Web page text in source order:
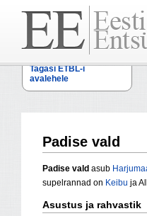
Tagasi ETBL-i
avalehele
Padise vald
Padise vald asub
supelrannad on Keibu ja
Asustus ja rahvastik